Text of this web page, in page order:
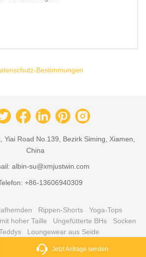
Bestimmungen
Yiai Road No.139, Bezirk Siming, Xiamen,
China
albin-su@xmjustwin.com
+86-13606940309
Rippen-Shorts
Yoga-Tops
hoher Taille Ungefütterte BHs
Socken
Loungewear aus Seide
Jetzt Anfrage senden